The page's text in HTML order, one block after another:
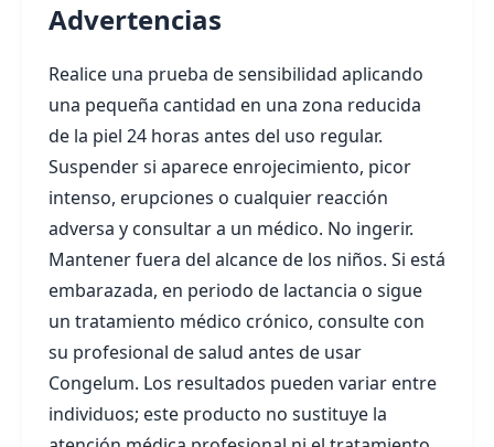
Advertencias
Realice una prueba de sensibilidad aplicando
una pequeña cantidad en una zona reducida
de la piel 24 horas antes del uso regular.
Suspender si aparece enrojecimiento, picor
intenso, erupciones o cualquier reacción
adversa y consultar a un médico. No ingerir.
Mantener fuera del alcance de los niños. Si está
embarazada, en periodo de lactancia o sigue
un tratamiento médico crónico, consulte con
su profesional de salud antes de usar
Congelum. Los resultados pueden variar entre
individuos; este producto no sustituye la